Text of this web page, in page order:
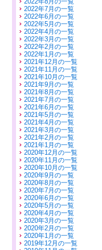
2022年7月の一覧
2022年6月の一覧
2022年5月の一覧
2022年4月の一覧
2022年3月の一覧
2022年2月の一覧
2022年1月の一覧
2021年12月の一覧
2021年11月の一覧
2021年10月の一覧
2021年9月の一覧
2021年8月の一覧
2021年7月の一覧
2021年6月の一覧
2021年5月の一覧
2021年4月の一覧
2021年3月の一覧
2021年2月の一覧
2021年1月の一覧
2020年12月の一覧
2020年11月の一覧
2020年10月の一覧
2020年9月の一覧
2020年8月の一覧
2020年7月の一覧
2020年6月の一覧
2020年5月の一覧
2020年4月の一覧
2020年3月の一覧
2020年2月の一覧
2020年1月の一覧
2019年12月の一覧